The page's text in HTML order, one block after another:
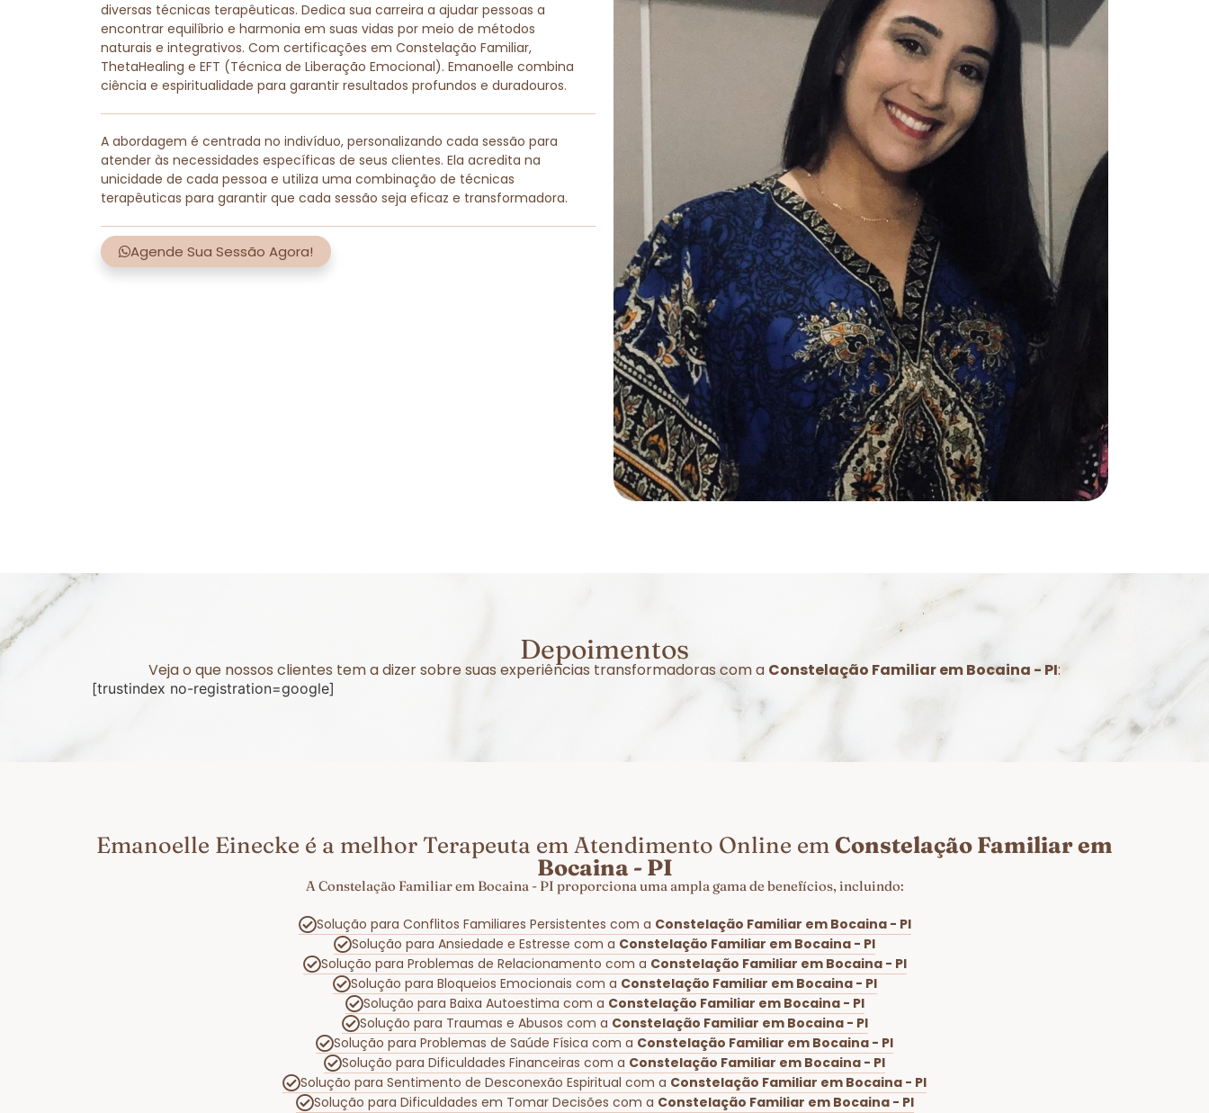
diversas técnicas terapêuticas. Dedica sua carreira a ajudar pessoas a
encontrar equilíbrio e harmonia em suas vidas por meio de métodos
naturais e integrativos. Com certificações em Constelação Familiar,
ThetaHealing e EFT (Técnica de Liberação Emocional). Emanoelle combina
ciência e espiritualidade para garantir resultados profundos e duradouros.
A abordagem é centrada no indivíduo, personalizando cada sessão para
atender às necessidades específicas de seus clientes. Ela acredita na
unicidade de cada pessoa e utiliza uma combinação de técnicas
terapêuticas para garantir que cada sessão seja eficaz e transformadora.
Agende Sua Sessão Agora!
Depoimentos
Veja o que nossos clientes tem a dizer sobre suas experiências transformadoras com a Constelação Familiar em Bocaina - PI:
[trustindex no-registration=google]
Emanoelle Einecke é a melhor Terapeuta em Atendimento Online em Constelação Familiar em
Bocaina - PI
A Constelação Familiar em Bocaina - PI proporciona uma ampla gama de benefícios, incluindo:
Solução para Conflitos Familiares Persistentes com a Constelação Familiar em Bocaina - PI
Solução para Ansiedade e Estresse com a Constelação Familiar em Bocaina - PI
Solução para Problemas de Relacionamento com a Constelação Familiar em Bocaina - PI
Solução para Bloqueios Emocionais com a Constelação Familiar em Bocaina - PI
Solução para Baixa Autoestima com a Constelação Familiar em Bocaina - PI
Solução para Traumas e Abusos com a Constelação Familiar em Bocaina - PI
Solução para Problemas de Saúde Física com a Constelação Familiar em Bocaina - PI
Solução para Dificuldades Financeiras com a Constelação Familiar em Bocaina - PI
Solução para Sentimento de Desconexão Espiritual com a Constelação Familiar em Bocaina - PI
Solução para Dificuldades em Tomar Decisões com a Constelação Familiar em Bocaina - PI